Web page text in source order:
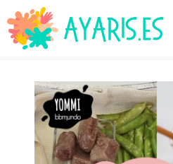
Saltar
al
contenido